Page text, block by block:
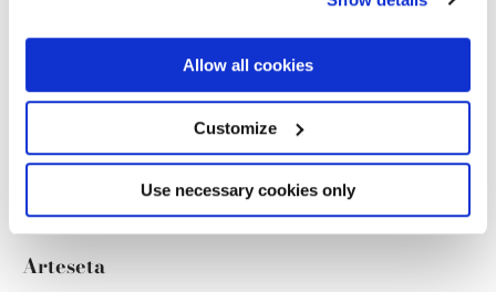
If you allow, we would also like to:
Collect information about your geographical
location which can be accurate to within several
Identify your device by actively scanning it for
specific characteristics (fingerprinting)
Find out more about how your personal data is processed
and set your preferences in thedetails section.
We use cookies to personalise content and ads, to
Allow all cookies
Customize
Use necessary cookies only
Arteseta